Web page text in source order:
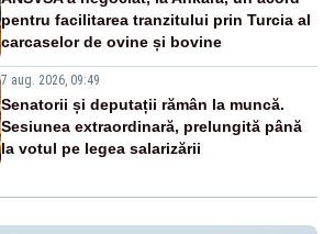
pentru facilitarea tranzitului prin Turcia al
carcaselor de ovine și bovine
7 aug. 2026, 09:49
Senatorii și deputații rămân la muncă.
Sesiunea extraordinară, prelungită până
la votul pe legea salarizării